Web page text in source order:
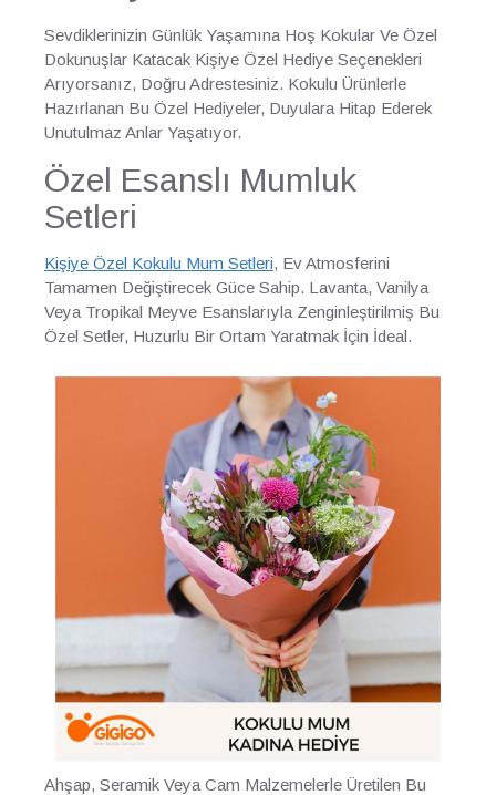
Sevdiklerinizin Günlük Yaşamına Hoş Kokular Ve Özel
Dokunuşlar Katacak Kişiye Özel Hediye Seçenekleri
Arıyorsanız, Doğru Adrestesiniz. Kokulu Ürünlerle
Hazırlanan Bu Özel Hediyeler, Duyulara Hitap Ederek
Unutulmaz Anlar Yaşatıyor.
Özel Esanslı Mumluk
Setleri
Kişiye Özel Kokulu Mum Setleri, Ev Atmosferini
Tamamen Değiştirecek Güce Sahip. Lavanta, Vanilya
Veya Tropikal Meyve Esanslarıyla Zenginleştirilmiş Bu
Özel Setler, Huzurlu Bir Ortam Yaratmak İçin İdeal.
Ahşap, Seramik Veya Cam Malzemelerle Üretilen Bu